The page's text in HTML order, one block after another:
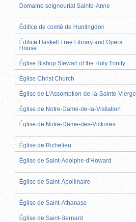
Domaine seigneurial Sainte-Anne
Édifice de comté de Huntingdon
Édifice Haskell Free Library and Opera
House
Église Bishop Stewart of the Holy Trinity
Église Christ Church
Église de L'Assomption-de-la-Sainte-Vierge
Église de Notre-Dame-de-la-Visitation
Église de Notre-Dame-des-Victoires
Église de Richelieu
Église de Saint-Adolphe-d'Howard
Église de Saint-Apollinaire
Église de Saint-Athanase
Église de Saint-Bernard